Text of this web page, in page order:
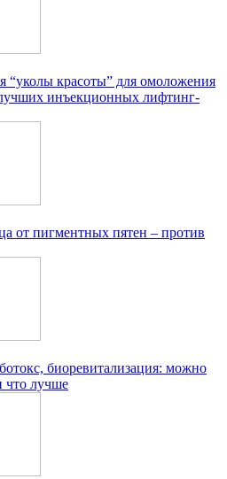
“уколы красоты” для омоложения
инъекционных лифтинг-
от пигментных пятен – против
биоревитализация: можно
что лучше